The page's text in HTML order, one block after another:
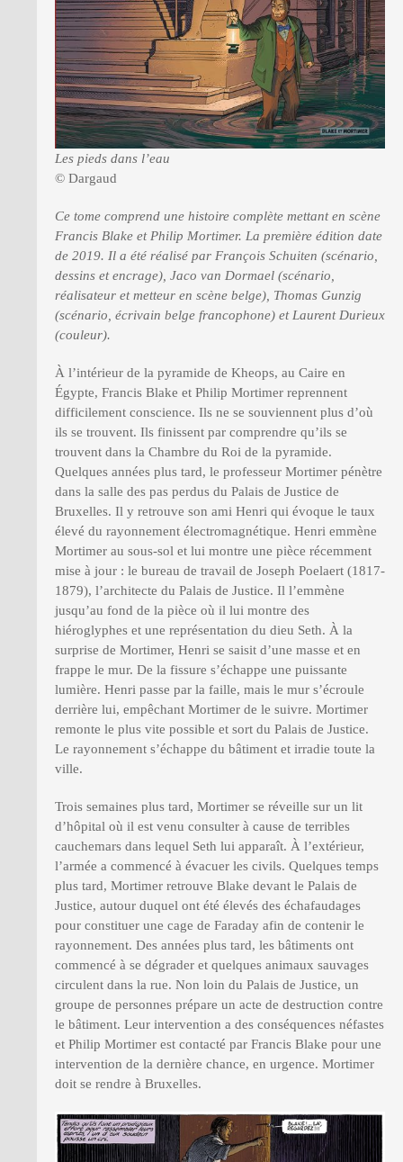
Les pieds dans l’eau
© Dargaud
Ce tome comprend une histoire complète mettant en scène
Francis Blake et Philip Mortimer. La première édition date
de 2019. Il a été réalisé par François Schuiten (scénario,
dessins et encrage), Jaco van Dormael (scénario,
réalisateur et metteur en scène belge), Thomas Gunzig
(scénario, écrivain belge francophone) et Laurent Durieux
(couleur).
À l’intérieur de la pyramide de Kheops, au Caire en
Égypte, Francis Blake et Philip Mortimer reprennent
difficilement conscience. Ils ne se souviennent plus d’où
ils se trouvent. Ils finissent par comprendre qu’ils se
trouvent dans la Chambre du Roi de la pyramide.
Quelques années plus tard, le professeur Mortimer pénètre
dans la salle des pas perdus du Palais de Justice de
Bruxelles. Il y retrouve son ami Henri qui évoque le taux
élevé du rayonnement électromagnétique. Henri emmène
Mortimer au sous-sol et lui montre une pièce récemment
mise à jour : le bureau de travail de Joseph Poelaert (1817-
1879), l’architecte du Palais de Justice. Il l’emmène
jusqu’au fond de la pièce où il lui montre des
hiéroglyphes et une représentation du dieu Seth. À la
surprise de Mortimer, Henri se saisit d’une masse et en
frappe le mur. De la fissure s’échappe une puissante
lumière. Henri passe par la faille, mais le mur s’écroule
derrière lui, empêchant Mortimer de le suivre. Mortimer
remonte le plus vite possible et sort du Palais de Justice.
Le rayonnement s’échappe du bâtiment et irradie toute la
ville.
Trois semaines plus tard, Mortimer se réveille sur un lit
d’hôpital où il est venu consulter à cause de terribles
cauchemars dans lequel Seth lui apparaît. À l’extérieur,
l’armée a commencé à évacuer les civils. Quelques temps
plus tard, Mortimer retrouve Blake devant le Palais de
Justice, autour duquel ont été élevés des échafaudages
pour constituer une cage de Faraday afin de contenir le
rayonnement. Des années plus tard, les bâtiments ont
commencé à se dégrader et quelques animaux sauvages
circulent dans la rue. Non loin du Palais de Justice, un
groupe de personnes prépare un acte de destruction contre
le bâtiment. Leur intervention a des conséquences néfastes
et Philip Mortimer est contacté par Francis Blake pour une
intervention de la dernière chance, en urgence. Mortimer
doit se rendre à Bruxelles.